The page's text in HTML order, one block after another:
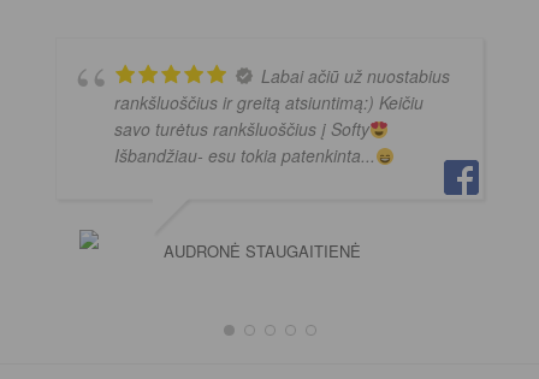
Labai ačiū už nuostabius
rankšluoščius ir greitą atsiuntimą:) Keičiu
savo turėtus rankšluoščius į Softy
Išbandžiau- esu tokia patenkinta...
AUDRONĖ STAUGAITIENĖ